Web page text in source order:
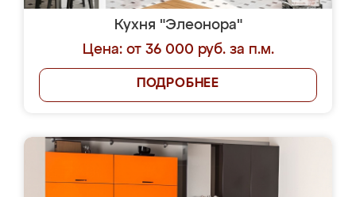
Кухня "Элеонора"
Цена: от 36 000 руб. за п.м.
ПОДРОБНЕЕ